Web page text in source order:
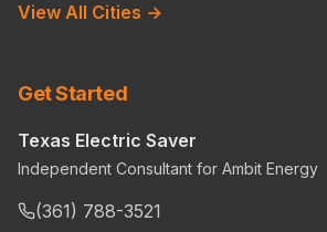
View All Cities →
Get Started
Texas Electric Saver
Independent Consultant for Ambit Energy
(361) 788-3521